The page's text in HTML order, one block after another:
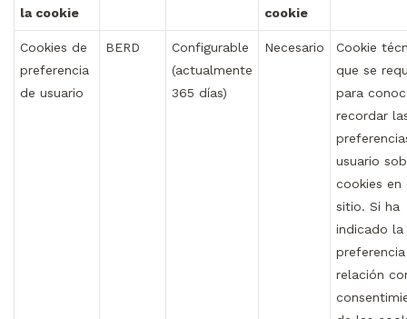
la cookie
cookie
Cookies de
preferencia
de usuario
BERD
Configurable
(actualmente
365 días)
Necesario
Cookie
que se
para
recordar
usuario
cookies en
sitio. Si ha
indicado la
relación